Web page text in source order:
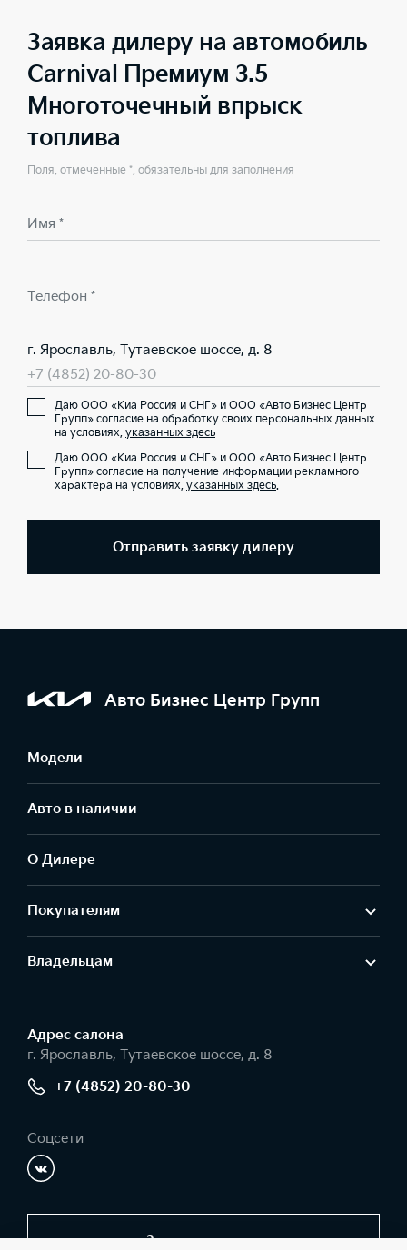
Заявка дилеру на автомобиль
Carnival Премиум 3.5
Многоточечный впрыск
топлива
Поля, отмеченные *, обязательны для заполнения
Имя *
Телефон *
г. Ярославль, Тутаевское шоссе, д. 8
+7 (4852) 20-80-30
Даю ООО «Киа Россия и СНГ» и ООО «Авто Бизнес Центр
Групп» согласие на обработку своих персональных данных
на условиях, указанных здесь
Даю ООО «Киа Россия и СНГ» и ООО «Авто Бизнес Центр
Групп» согласие на получение информации рекламного
характера на условиях, указанных здесь.
Отправить заявку дилеру
Авто Бизнес Центр Групп
Модели
Авто в наличии
О Дилере
Покупателям
Владельцам
Адрес салонa
г. Ярославль, Тутаевское шоссе, д. 8
+7 (4852) 20-80-30
Соцсети
Заказать звонок